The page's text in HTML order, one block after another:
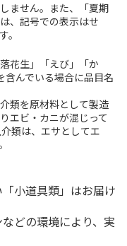
ません。また、「夏期
、記号での表示はせ
。
花生」「えび」「か
含んでいる場合に品目名
類を原材料として製造
エビ・カニが混じって
類は、エサとしてエ
小道具類」はお届け
どの環境により、実